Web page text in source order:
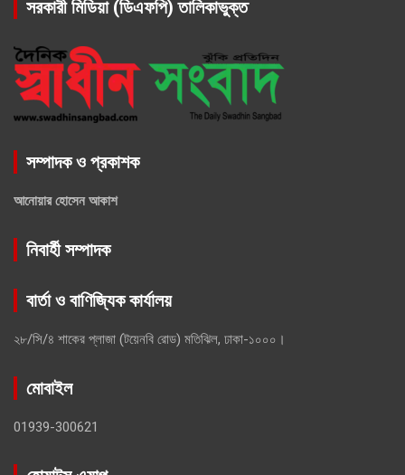
সরকারী মিডিয়া (ডিএফপি) তালিকাভুক্ত
সম্পাদক ও প্রকাশক
আনোয়ার হোসেন আকাশ
নিবার্হী সম্পাদক
বার্তা ও বাণিজ্যিক কার্যালয়
২৮/সি/৪ শাকের প্লাজা (টয়েনবি রোড) মতিঝিল, ঢাকা-১০০০।
মোবাইল
01939-300621